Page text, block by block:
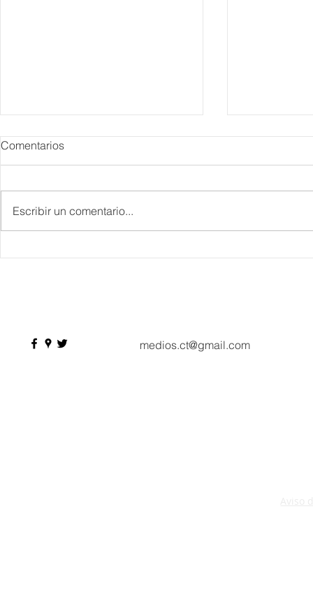
Comentarios
Escribir un comentario...
medios.ct@gmail.com